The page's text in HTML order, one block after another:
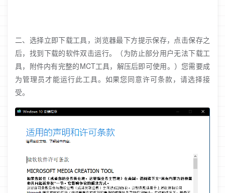
二、选择立即下载工具，浏览器最下方提示保存，点击保存之
后，找到下载的软件双击运行。（为防止部分用户无法下载工
具，附件内有完整的MCT工具，解压后即可使用。）您需要成
为管理员才能运行此工具。如果您同意许可条款，请选择接
受。